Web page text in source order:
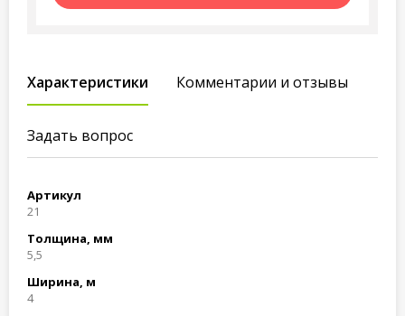
Характеристики Комментарии и отзывы
Задать вопрос
Артикул
21
Толщина, мм
5,5
Ширина, м
4